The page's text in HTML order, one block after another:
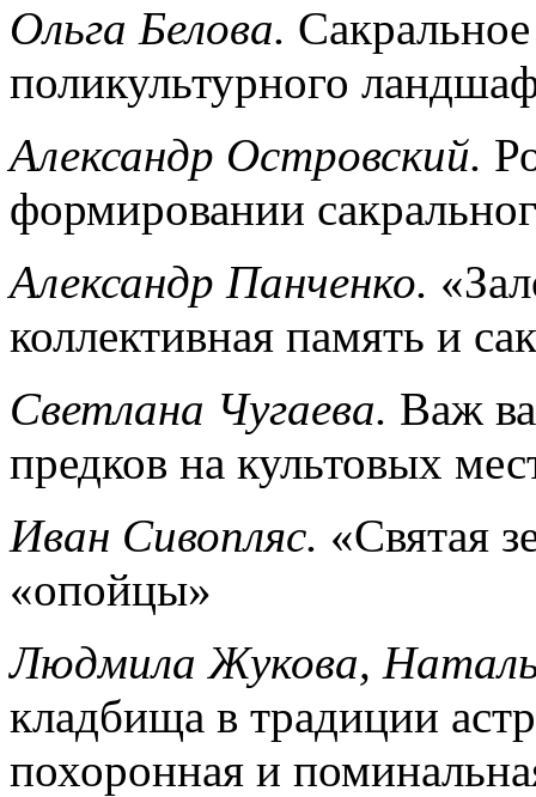
Ольга Белова.
поликультурного
Александр Островский.
формировании
Александр Панченко.
коллективная память и
Светлана Чугаева. Важ
предков на культовых
Иван Сивопляс. «Святая
«опойцы»
Людмила Жукова,
кладбища в традиции
похоронная и